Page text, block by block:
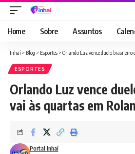
Home Sobre Assuntos
Inhaí > Blog > Esportes > Orlando Luz vence duelo brasileiro
ESPORTES
Orlando Luz vence
vai às quartas em
Portal Inhaí